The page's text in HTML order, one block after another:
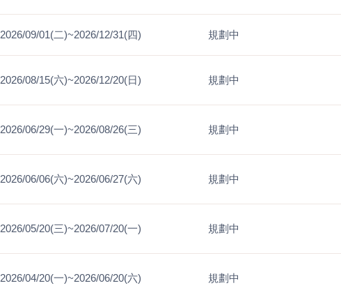
2026/09/01(二)~2026/12/31(四) 規劃中
2026/08/15(六)~2026/12/20(日) 規劃中
2026/06/29(一)~2026/08/26(三) 規劃中
2026/06/06(六)~2026/06/27(六) 規劃中
2026/05/20(三)~2026/07/20(一) 規劃中
2026/04/20(一)~2026/06/20(六) 規劃中